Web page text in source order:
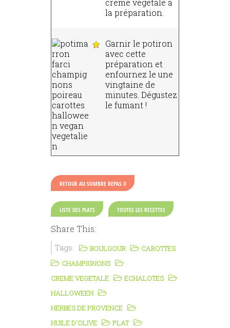
crème végétale à
la préparation.
Garnir le potiron
avec cette
préparation et
enfournez le une
vingtaine de
minutes. Dégustez
le fumant !
RETOUR AU SOMBRE REPAS II
LISTE DES PLATS TOUTES LES RECETTES
Share This:
Tags: BOULGOUR
CAROTTES
CHAMPIGNONS
CREME VEGETALE
ECHALOTES
HALLOWEEN
HERBES DE PROVENCE
HUILE D'OLIVE
PLAT